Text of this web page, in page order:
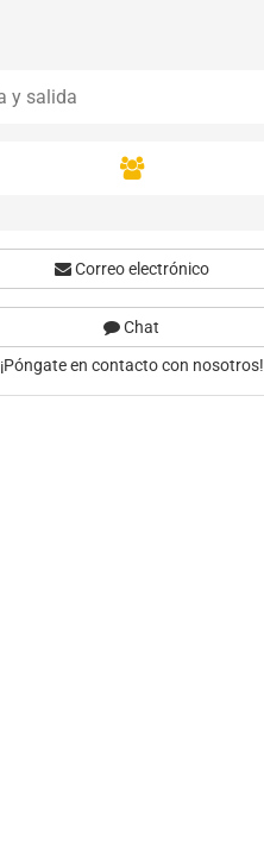
Correo electrónico
Chat
¡Póngate en contacto con nosotros!